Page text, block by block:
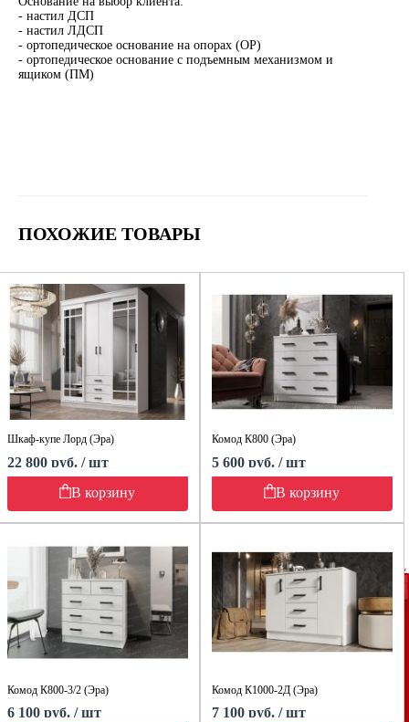
- настил ДСП
- настил ЛДСП
- ортопедическое основание на опорах (ОР)
- ортопедическое основание с подъемным механизмом и
ящиком (ПМ)
ПОХОЖИЕ ТОВАРЫ
Шкаф-купе Лорд (Эра)
22 800 руб. / шт
В корзину
Комод К800 (Эра)
5 600 руб. / шт
В корзину
Комод К800-3/2 (Эра)
6 100 руб. / шт
Комод К1000-2Д (Эра)
7 100 руб. / шт